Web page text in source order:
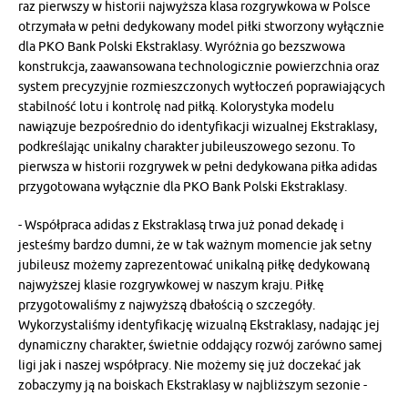
raz pierwszy w historii najwyższa klasa rozgrywkowa w Polsce
otrzymała w pełni dedykowany model piłki stworzony wyłącznie
dla PKO Bank Polski Ekstraklasy. Wyróżnia go bezszwowa
konstrukcja, zaawansowana technologicznie powierzchnia oraz
system precyzyjnie rozmieszczonych wytłoczeń poprawiających
stabilność lotu i kontrolę nad piłką. Kolorystyka modelu
nawiązuje bezpośrednio do identyfikacji wizualnej Ekstraklasy,
podkreślając unikalny charakter jubileuszowego sezonu. To
pierwsza w historii rozgrywek w pełni dedykowana piłka adidas
przygotowana wyłącznie dla PKO Bank Polski Ekstraklasy.
- Współpraca adidas z Ekstraklasą trwa już ponad dekadę i
jesteśmy bardzo dumni, że w tak ważnym momencie jak setny
jubileusz możemy zaprezentować unikalną piłkę dedykowaną
najwyższej klasie rozgrywkowej w naszym kraju. Piłkę
przygotowaliśmy z najwyższą dbałością o szczegóły.
Wykorzystaliśmy identyfikację wizualną Ekstraklasy, nadając jej
dynamiczny charakter, świetnie oddający rozwój zarówno samej
ligi jak i naszej współpracy. Nie możemy się już doczekać jak
zobaczymy ją na boiskach Ekstraklasy w najbliższym sezonie -